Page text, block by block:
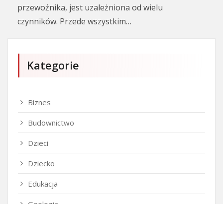
przewoźnika, jest uzależniona od wielu
czynników. Przede wszystkim…
Kategorie
Biznes
Budownictwo
Dzieci
Dziecko
Edukacja